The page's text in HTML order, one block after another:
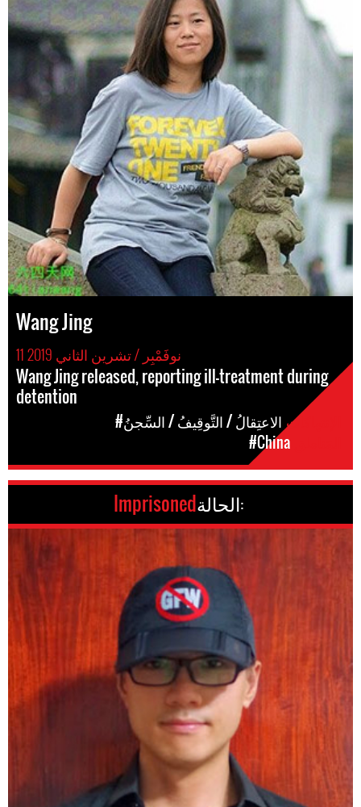
Wang Jing
11 نوفَمْبِر / تشرين الثاني 2019
Wang Jing released, reporting ill-treatment during
detention
#الاعتِقالُ / التَّوقِيفُ / السِّجنُ
#China
الحالة: Imprisoned